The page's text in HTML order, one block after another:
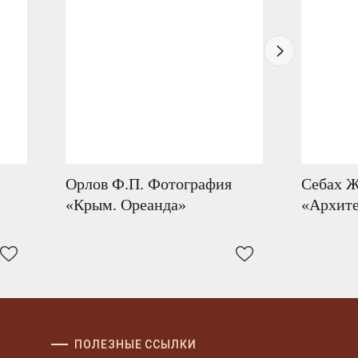
Орлов Ф.П. Фотография
«Крым. Ореанда»
Себах
ПОЛЕЗНЫЕ ССЫЛКИ